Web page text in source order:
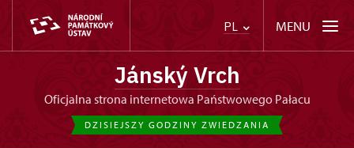
PL MENU
Jánský Vrch
Oficjalna strona internetowa Państwowego Pałacu
DZISIEJSZY GODZINY ZWIEDZANIA